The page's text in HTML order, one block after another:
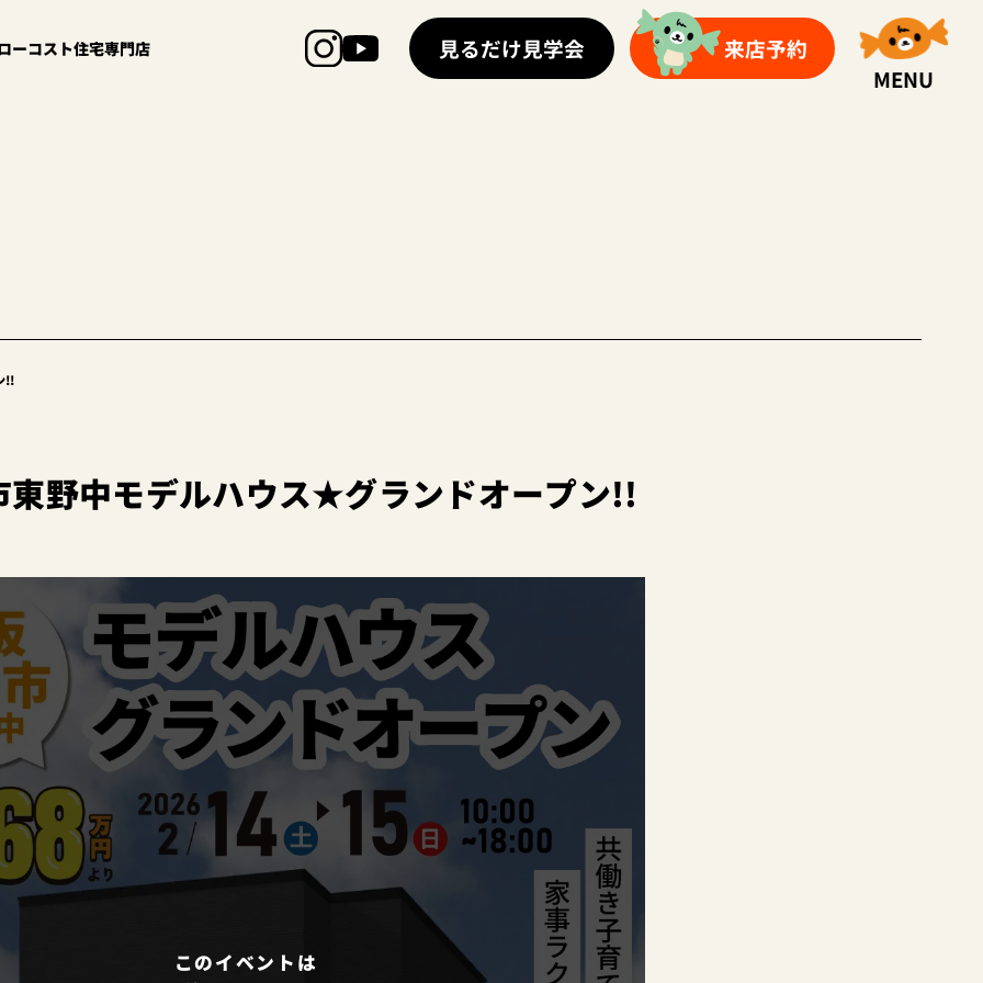
ーコスト住宅専門店 見るだけ見学会
来店予約
MENU
!!
東野中モデルハウス★グランドオープン!!
このイベントは